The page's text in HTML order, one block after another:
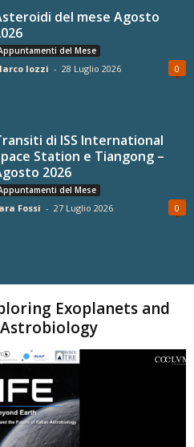
del mese Agosto
del Mese
Iozzi - 28 Luglio 2026 0
di ISS International
Station e Tiangong –
2026
del Mese
Fossi - 27 Luglio 2026 0
Exoplanets and